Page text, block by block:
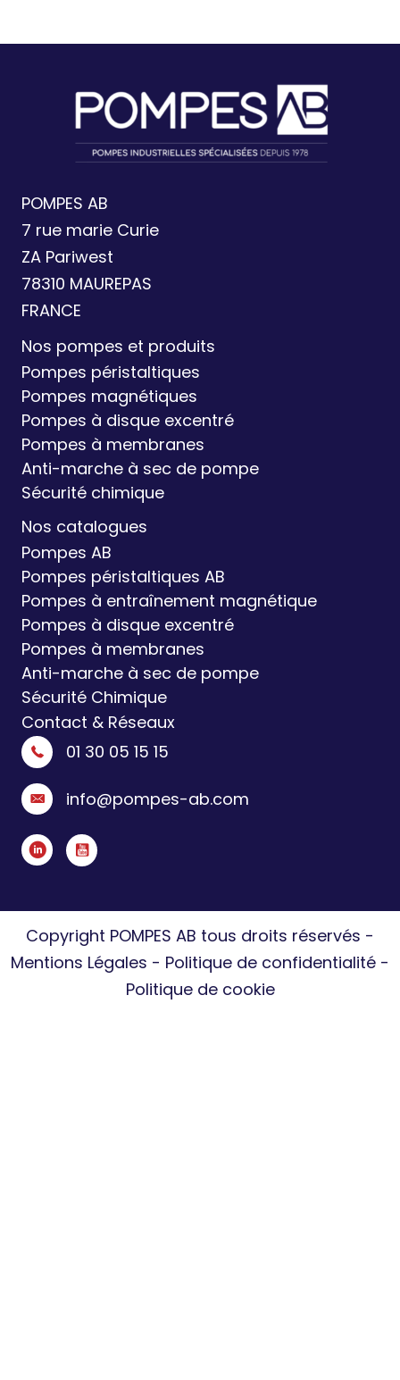
POMPES AB
7 rue marie Curie
ZA Pariwest
78310 MAUREPAS
FRANCE
Nos pompes et produits
Pompes péristaltiques
Pompes magnétiques
Pompes à disque excentré
Pompes à membranes
Anti-marche à sec de pompe
Sécurité chimique
Nos catalogues
Pompes AB
Pompes péristaltiques AB
Pompes à entraînement magnétique
Pompes à disque excentré
Pompes à membranes
Anti-marche à sec de pompe
Sécurité Chimique
Contact & Réseaux
01 30 05 15 15
info@pompes-ab.com
Copyright POMPES AB tous droits réservés -
Mentions Légales - Politique de confidentialité -
Politique de cookie